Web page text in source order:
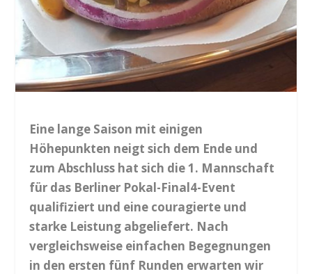
Eine lange Saison mit einigen
Höhepunkten neigt sich dem Ende und
zum Abschluss hat sich die 1. Mannschaft
für das Berliner Pokal-Final4-Event
qualifiziert und eine couragierte und
starke Leistung abgeliefert. Nach
vergleichsweise einfachen Begegnungen
in den ersten fünf Runden erwarten wir